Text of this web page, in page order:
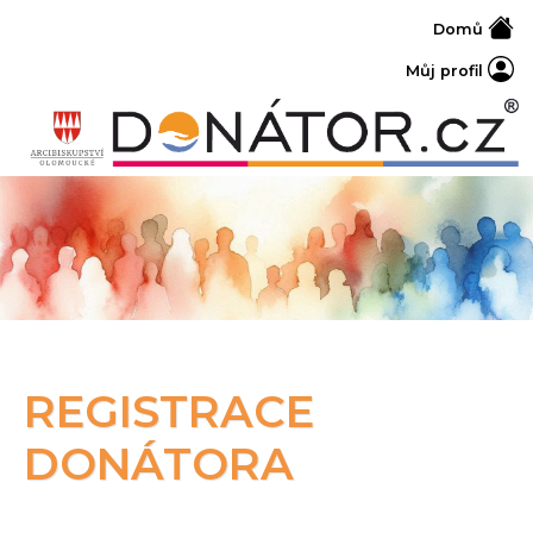
Domů
Můj profil
REGISTRACE
DONÁTORA